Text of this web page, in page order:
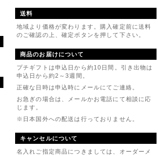
送料
地域より価格が変わります。購入確定前に送料
のご確認の上、確定ボタンを押して下さい。
商品のお届けについて
プチギフトは申込日から約10日間。引き出物は
申込日から約2～3週間。
正確な日時は申込時にメールにてご連絡。
お急ぎの場合は、メールかお電話にて相談に応
じます。
※日本国外への配送は行っておりません。
キャンセルについて
名入れご指定商品につきましては、オーダーメ